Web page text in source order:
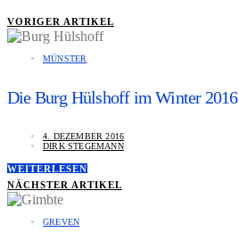
VORIGER ARTIKEL
MÜNSTER
Die Burg Hülshoff im Winter 2016
4. DEZEMBER 2016
DIRK STEGEMANN
WEITERLESEN
NÄCHSTER ARTIKEL
GREVEN